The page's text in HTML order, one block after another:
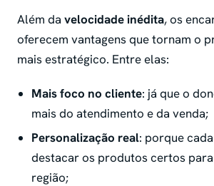
Além da velocidade inédita, os
oferecem vantagens que tornam o
mais estratégico. Entre elas:
Mais foco no cliente: já que o
mais do atendimento e da venda;
Personalização real: porque
destacar os produtos certos
região;